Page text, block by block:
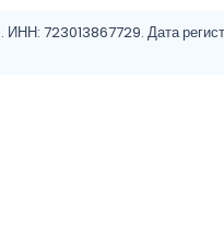
723013867729. Дата